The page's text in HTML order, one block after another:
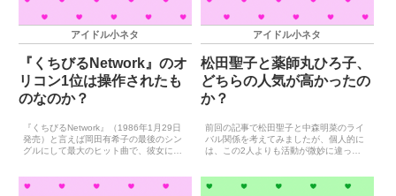
アイドル小ネタ
『くちびるNetwork』のオ
リコン1位は操作されたも
のなのか？
『くちびるNetwork』（1986年1月29日
発売）と言えば岡田有希子の最後のシン
グルにして最大のヒット曲で、彼女にと
『くちびるNetwork』のオリコン1位には
アイドル小ネタ
松田聖子と薬師丸ひろ子、
どちらの人気が高かったの
か？
前回の記事で松田聖子と中森明菜のライ
バル関係を考えてみましたが、個人的に
は、この2人よりも活動が微妙に違って
は松田聖子と薬師丸ひろ子の比較をして